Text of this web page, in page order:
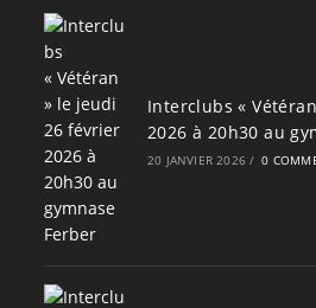
Interclubs «
2026 à 20h30 au
20 JANVIER 2026 / 0